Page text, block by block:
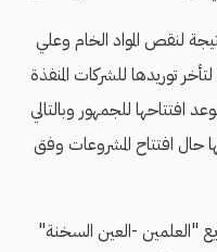
لنقص المواد الخام وعلي
توريدها للشركات المنفذة
افتتاحها للجمهور وبالتالي
حال افتتاح المشروعات وفق
"العلمين -العين السخنة"